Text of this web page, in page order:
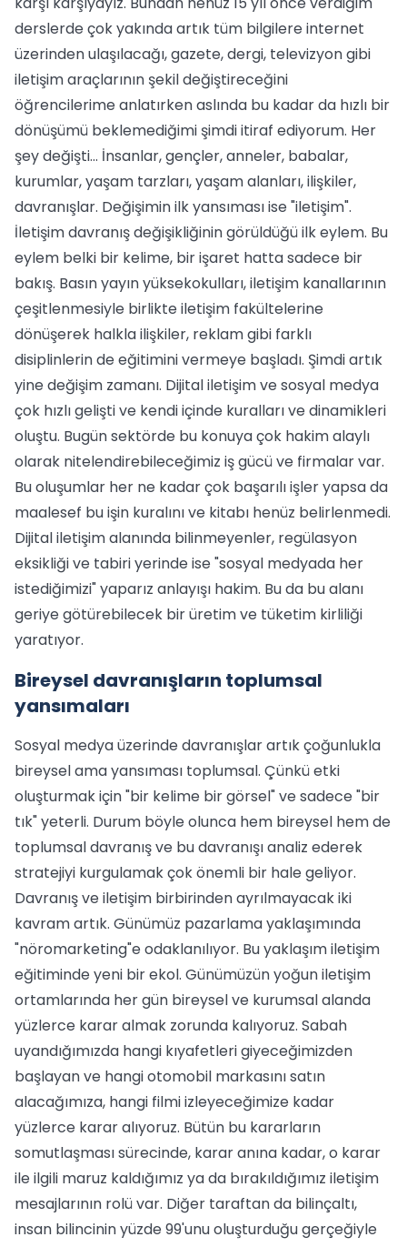
derslerde çok yakında artık tüm bilgilere internet
üzerinden ulaşılacağı, gazete, dergi, televizyon gibi
iletişim araçlarının şekil değiştireceğini
öğrencilerime anlatırken aslında bu kadar da hızlı bir
dönüşümü beklemediğimi şimdi itiraf ediyorum. Her
şey değişti... İnsanlar, gençler, anneler, babalar,
kurumlar, yaşam tarzları, yaşam alanları, ilişkiler,
davranışlar. Değişimin ilk yansıması ise "iletişim".
İletişim davranış değişikliğinin görüldüğü ilk eylem. Bu
eylem belki bir kelime, bir işaret hatta sadece bir
bakış. Basın yayın yüksekokulları, iletişim kanallarının
çeşitlenmesiyle birlikte iletişim fakültelerine
dönüşerek halkla ilişkiler, reklam gibi farklı
disiplinlerin de eğitimini vermeye başladı. Şimdi artık
yine değişim zamanı. Dijital iletişim ve sosyal medya
çok hızlı gelişti ve kendi içinde kuralları ve dinamikleri
oluştu. Bugün sektörde bu konuya çok hakim alaylı
olarak nitelendirebileceğimiz iş gücü ve firmalar var.
Bu oluşumlar her ne kadar çok başarılı işler yapsa da
maalesef bu işin kuralını ve kitabı henüz belirlenmedi.
Dijital iletişim alanında bilinmeyenler, regülasyon
eksikliği ve tabiri yerinde ise "sosyal medyada her
istediğimizi" yaparız anlayışı hakim. Bu da bu alanı
geriye götürebilecek bir üretim ve tüketim kirliliği
yaratıyor.
Bireysel davranışların toplumsal
yansımaları
Sosyal medya üzerinde davranışlar artık çoğunlukla
bireysel ama yansıması toplumsal. Çünkü etki
oluşturmak için "bir kelime bir görsel" ve sadece "bir
tık" yeterli. Durum böyle olunca hem bireysel hem de
toplumsal davranış ve bu davranışı analiz ederek
stratejiyi kurgulamak çok önemli bir hale geliyor.
Davranış ve iletişim birbirinden ayrılmayacak iki
kavram artık. Günümüz pazarlama yaklaşımında
"nöromarketing"e odaklanılıyor. Bu yaklaşım iletişim
eğitiminde yeni bir ekol. Günümüzün yoğun iletişim
ortamlarında her gün bireysel ve kurumsal alanda
yüzlerce karar almak zorunda kalıyoruz. Sabah
uyandığımızda hangi kıyafetleri giyeceğimizden
başlayan ve hangi otomobil markasını satın
alacağımıza, hangi filmi izleyeceğimize kadar
yüzlerce karar alıyoruz. Bütün bu kararların
somutlaşması sürecinde, karar anına kadar, o karar
ile ilgili maruz kaldığımız ya da bırakıldığımız iletişim
mesajlarının rolü var. Diğer taraftan da bilinçaltı,
insan bilincinin yüzde 99'unu oluşturduğu gerçeğiyle